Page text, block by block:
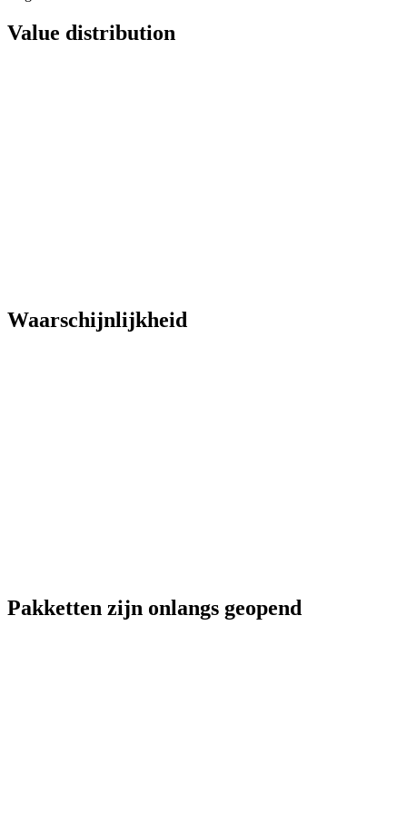
Value distribution
Waarschijnlijkheid
Pakketten zijn onlangs geopend